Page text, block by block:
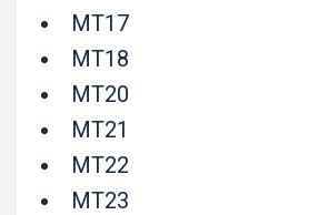
MT17
MT18
MT20
MT21
MT22
MT23